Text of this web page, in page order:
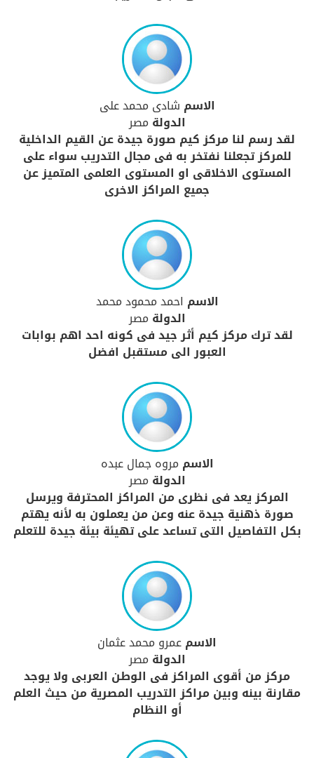
الاسم شادى محمد على
الدولة مصر
لقد رسم لنا مركز كيم صورة جيدة عن القيم الداخلية
للمركز تجعلنا نفتخر به فى مجال التدريب سواء على
المستوى الاخلاقى او المستوى العلمى المتميز عن
جميع المراكز الاخرى
الاسم احمد محمود محمد
الدولة مصر
لقد ترك مركز كيم أثر جيد فى كونه احد اهم بوابات
العبور الى مستقبل افضل
الاسم مروه جمال عبده
الدولة مصر
المركز يعد فى نظرى من المراكز المحترفة ويرسل
صورة ذهنية جيدة عنه وعن من يعملون به لأنه يهتم
بكل التفاصيل التى تساعد على تهيئة بيئة جيدة للتعلم
الاسمعمرو محمد عثمان
الدولة مصر
مركز من أقوى المراكز فى الوطن العربى ولا يوجد
مقارنة بينه وبين مراكز التدريب المصرية من حيث العلم
أو النظام